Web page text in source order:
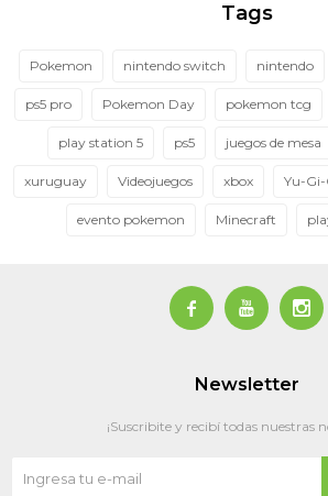
Tags
Pokemon nintendo switch nintendo
ps5 pro Pokemon Day pokemon tcg
play station 5 ps5 juegos de mesa
xuruguay Videojuegos xbox Yu-
evento pokemon Minecraft
  
Newsletter
¡Suscribite y recibí todas nuestras